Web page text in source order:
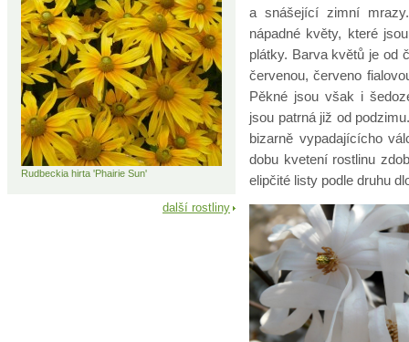
a snášející zimní
nápadné květy, které
plátky. Barva květů je od
červenou, červeno
Pěkné jsou však i
jsou patrná již od
bizarně vypadajícícho
dobu kvetení rostlinu
elipčité listy podle druhu
Rudbeckia hirta 'Phairie Sun'
další rostliny